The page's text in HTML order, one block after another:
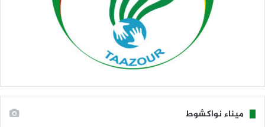
ميناء نواكشوط